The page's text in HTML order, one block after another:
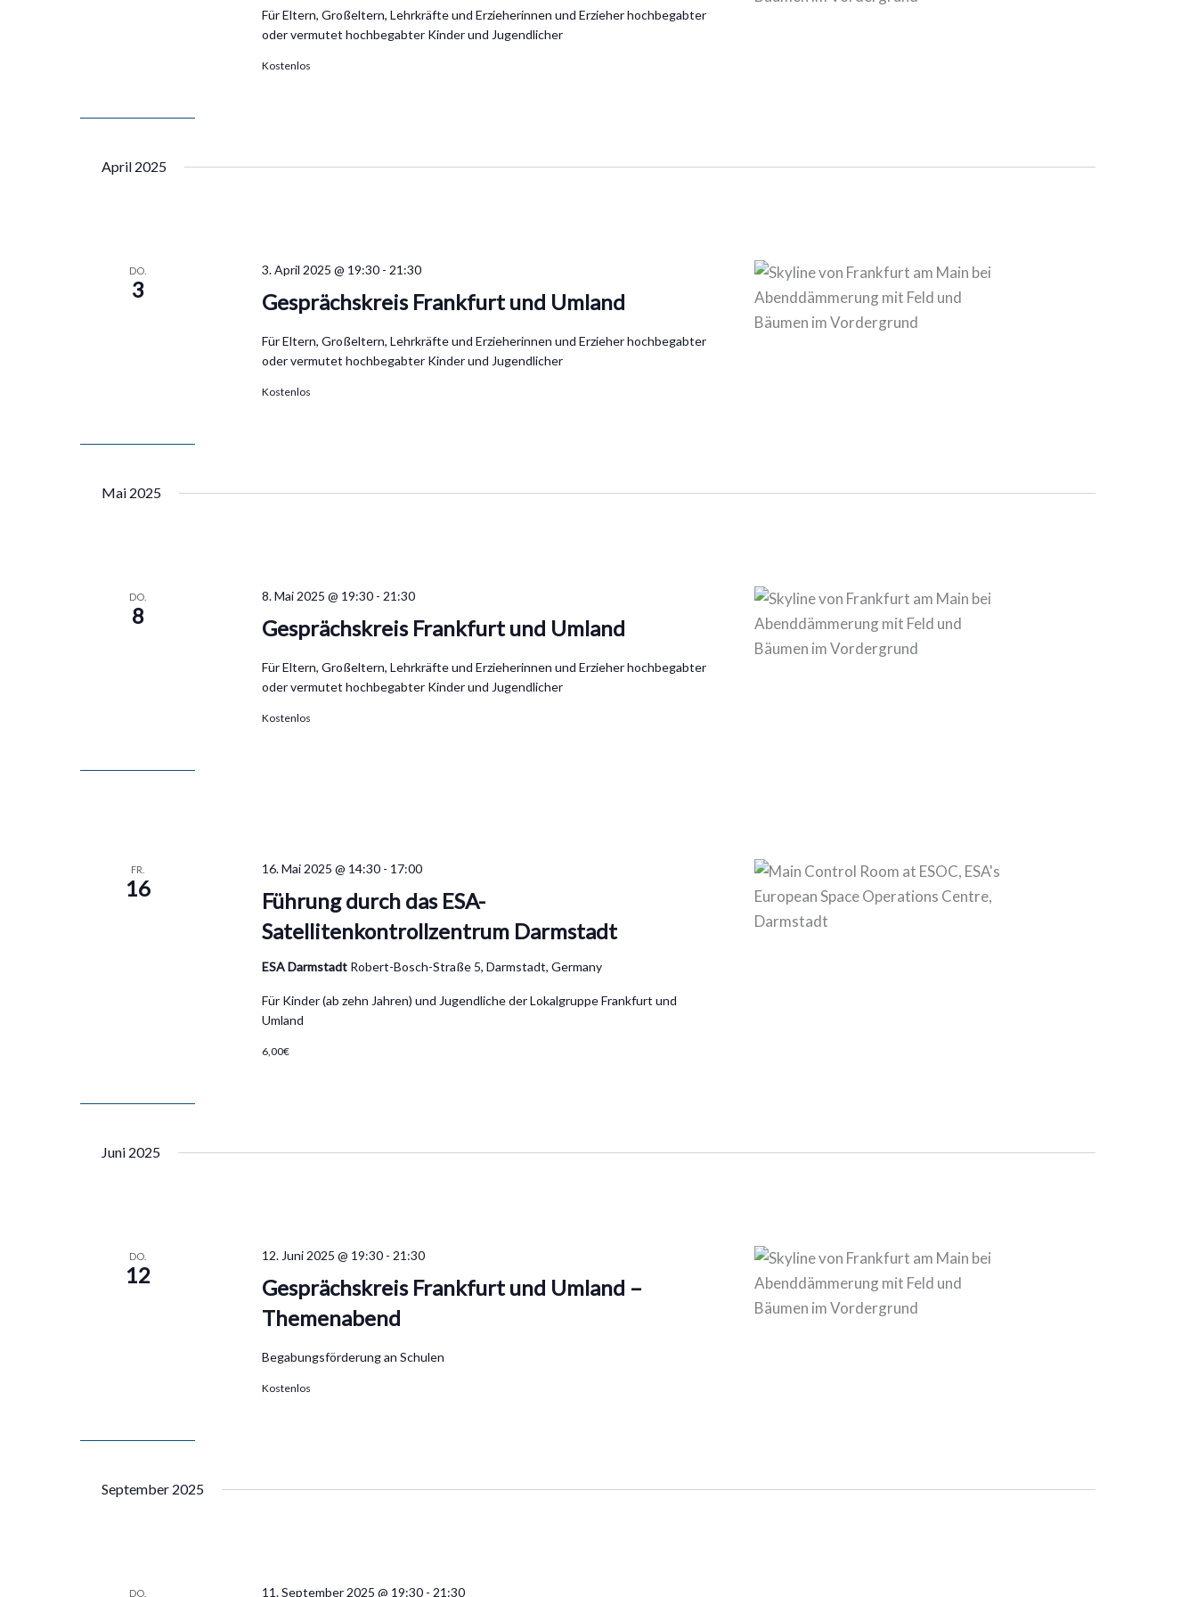
Für Eltern, Großeltern, Lehrkräfte und Erzieherinnen und Erzieher hochbegabter
oder vermutet hochbegabter Kinder und Jugendlicher
Kostenlos
April 2025
DO.
3 Gesprächskreis Frankfurt und Umland
3. April 2025 @ 19:30 - 21:30
Für Eltern, Großeltern, Lehrkräfte und Erzieherinnen und Erzieher hochbegabter
oder vermutet hochbegabter Kinder und Jugendlicher
Kostenlos
Mai 2025
DO.
8 Gesprächskreis Frankfurt und Umland
8. Mai 2025 @ 19:30 - 21:30
Für Eltern, Großeltern, Lehrkräfte und Erzieherinnen und Erzieher hochbegabter
oder vermutet hochbegabter Kinder und Jugendlicher
Kostenlos
FR.
16
Führung durch das ESA-
Satellitenkontrollzentrum Darmstadt
16. Mai 2025 @ 14:30 - 17:00
ESA Darmstadt Robert-Bosch-Straße 5, Darmstadt, Germany
Für Kinder (ab zehn Jahren) und Jugendliche der Lokalgruppe Frankfurt und
Umland
6,00€
Juni 2025
DO.
12
Gesprächskreis Frankfurt und Umland –
Themenabend
12. Juni 2025 @ 19:30 - 21:30
Begabungsförderung an Schulen
Kostenlos
September 2025
DO. 11. September 2025 @ 19:30 - 21:30